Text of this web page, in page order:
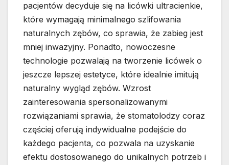
pacjentów decyduje się na licówki ultracienkie,
które wymagają minimalnego szlifowania
naturalnych zębów, co sprawia, że zabieg jest
mniej inwazyjny. Ponadto, nowoczesne
technologie pozwalają na tworzenie licówek o
jeszcze lepszej estetyce, które idealnie imitują
naturalny wygląd zębów. Wzrost
zainteresowania spersonalizowanymi
rozwiązaniami sprawia, że stomatolodzy coraz
częściej oferują indywidualne podejście do
każdego pacjenta, co pozwala na uzyskanie
efektu dostosowanego do unikalnych potrzeb i